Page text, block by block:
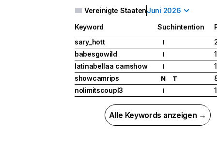
Vereinigte StaatenJuni 2026
Keyword Suchintention
sary_hott
I
babesgowild
I
1
latinabellaa camshow
I
1
showcamrips
N T
nolimitscoupl3
I 1
Alle Keywords anzeigen →